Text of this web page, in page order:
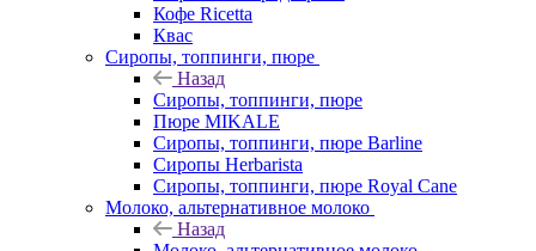
Кофе Ricetta
Квас
Сиропы, топпинги, пюре
Назад
Сиропы, топпинги, пюре
Пюре MIKALE
Сиропы, топпинги, пюре Barline
Сиропы Herbarista
Сиропы, топпинги, пюре Royal Cane
Молоко, альтернативное молоко
Назад